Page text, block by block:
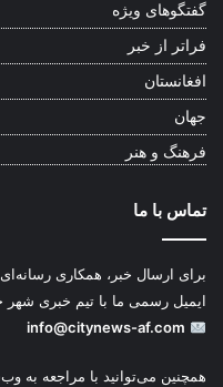
گفتگوهای ویژه
فراتر از خبر
افغانستان
جهان
فرهنگ و هنر
تماس با ما
برای ارسال خبر، همکاری
ایمیل رسمی ما با تیم خبری شهر
info@citynews-af.com
همچنین می‌توانید با مراجعه به